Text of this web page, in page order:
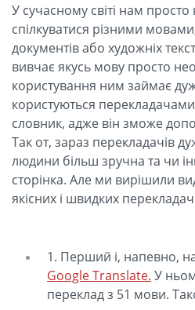
У сучасному світі нам просто
спілкуватися різними
документів або художніх
вивчає якусь мову просто
користування ним займає
користуються
словник, адже він зможе
Так от, зараз перекладачів
людини більш зручна та чи
сторінка. Але ми вирішили
якісних і швидких
1. Перший і, напевно,
Google Translate. У
переклад з 51 мови.